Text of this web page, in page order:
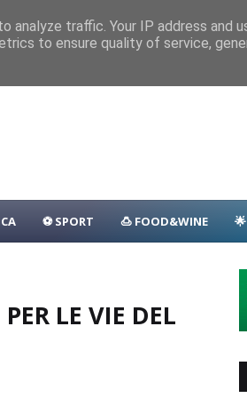
⚽ SPORT 🍮 FOOD&WINE
LE VIE DEL
analyze traffic. Your IP address and
to ensure quality of service,